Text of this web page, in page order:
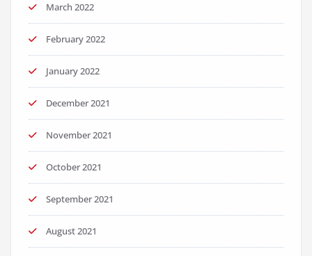
March 2022
February 2022
January 2022
December 2021
November 2021
October 2021
September 2021
August 2021